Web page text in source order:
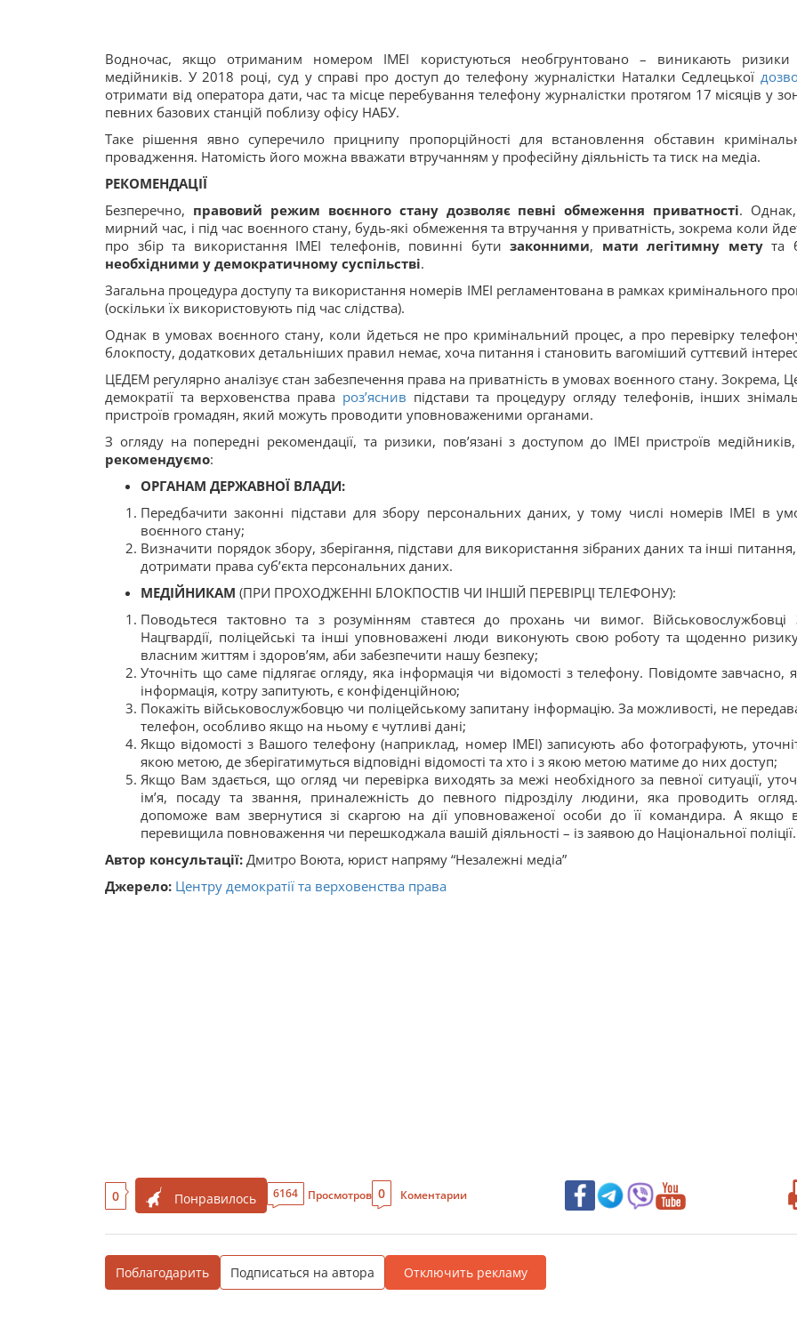
Водночас, якщо отриманим номером ІМЕІ користуються необгрунтовано – виникають ризики
медійників. У 2018 році, суд у справі про доступ до телефону журналістки Наталки Седлецької
отримати від оператора дати, час та місце перебування телефону журналістки протягом 17 місяців у
певних базових станцій поблизу офісу НАБУ.
Таке рішення явно суперечило прицнипу пропорційності для встановлення обставин
провадження. Натомість його можна вважати втручанням у професійну діяльність та тиск на медіа.
РЕКОМЕНДАЦІЇ
Безперечно, правовий режим воєнного стану дозволяє певні обмеження приватності.
мирний час, і під час воєнного стану, будь-які обмеження та втручання у приватність, зокрема коли
про збір та використання ІМЕІ телефонів, повинні бутизаконними, мати легітимну метута
необхідними у демократичному суспільстві.
Загальна процедура доступу та використання номерів ІМЕІ регламентована в рамках кримінального
(оскільки їх використовують під час слідства).
Однак в умовах воєнного стану, коли йдеться не про кримінальний процес, а про перевірку
блокпосту, додаткових детальніших правил немає, хоча питання і становить вагоміший суттєвий
ЦЕДЕМ регулярно аналізує стан забезпечення права на приватність в умовах воєнного стану. Зокрема,
демократії та верховенства права роз’яснив підстави та процедуру огляду телефонів, інших
пристроїв громадян, який можуть проводити уповноваженими органами.
З огляду на попередні рекомендації, та ризики, пов’язані з доступом до ІМЕІ пристроїв медійників,
рекомендуємо:
ОРГАНАМ ДЕРЖАВНОЇ ВЛАДИ:
Передбачити законні підстави для збору персональних даних, у тому числі номерів ІМЕІ в
воєнного стану;
Визначити порядок збору, зберігання, підстави для використання зібраних даних та інші
дотримати права суб’єкта персональних даних.
МЕДІЙНИКАМ (ПРИ ПРОХОДЖЕННІ БЛОКПОСТІВ ЧИ ІНШІЙ ПЕРЕВІРЦІ ТЕЛЕФОНУ):
Поводьтеся тактовно та з розумінням ставтеся до прохань чи вимог. Військовослужбовці
Нацгвардії, поліцейські та інші уповноважені люди виконують свою роботу та щоденно
власним життям і здоров’ям, аби забезпечити нашу безпеку;
Уточніть що саме підлягає огляду, яка інформація чи відомості з телефону. Повідомте завчасно,
інформація, котру запитують, є конфіденційною;
Покажіть військовослужбовцю чи поліцейському запитану інформацію. За можливості, не
телефон, особливо якщо на ньому є чутливі дані;
Якщо відомості з Вашого телефону (наприклад, номер ІМЕІ) записують або фотографують,
якою метою, де зберігатимуться відповідні відомості та хто і з якою метою матиме до них доступ;
Якщо Вам здається, що огляд чи перевірка виходять за межі необхідного за певної ситуації,
ім’я, посаду та звання, приналежність до певного підрозділу людини, яка проводить
допоможе вам звернутися зі скаргою на дії уповноваженої особи до її командира. А якщо
перевищила повноваження чи перешкоджала вашій діяльності – із заявою до Національної поліції.
Автор консультації: Дмитро Воюта, юрист напряму “Незалежні медіа”
Джерело: Центру демократії та верховенства права
0 Понравилось 6164 Просмотров 0 Коментарии
Поблагодарить Подписаться на автора Отключить рекламу